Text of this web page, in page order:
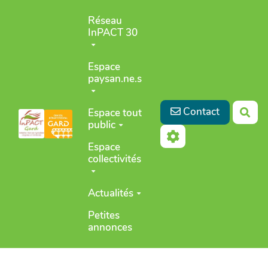
Aller au contenu principal
Réseau
InPACT 30
Espace
paysan.ne.s
Espace tout
public
Espace
collectivités
Actualités
Petites
annonces
Contact